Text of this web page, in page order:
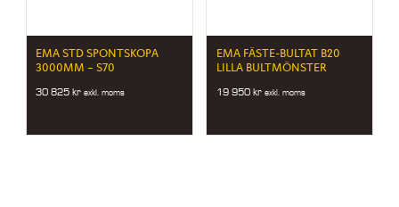
EMA STD SPONTSKOPA
3000MM – S70
30 825kr exkl. moms
EMA FÄSTE-BULTAT B20
LILLA BULTMÖNSTER
19 950 kr exkl. moms